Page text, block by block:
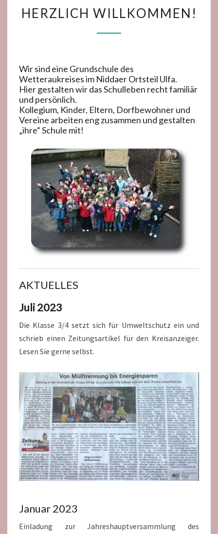
WILLKOMMEN!
HERZLICH WILLKOMMEN!
Wir sind eine Grundschule des
Wetteraukreises im Niddaer Ortsteil Ulfa.
Hier gestalten wir das Schulleben recht familiär
und persönlich.
Kollegium, Kinder, Eltern, Dorfbewohner und
Vereine arbeiten eng zusammen und gestalten
„ihre“ Schule mit!
AKTUELLES
Juli 2023
Die Klasse 3/4 setzt sich für Umweltschutz ein und
schrieb einen Zeitungsartikel für den Kreisanzeiger.
Lesen Sie gerne selbst.
Januar 2023
Einladung zur Jahreshauptversammlung des